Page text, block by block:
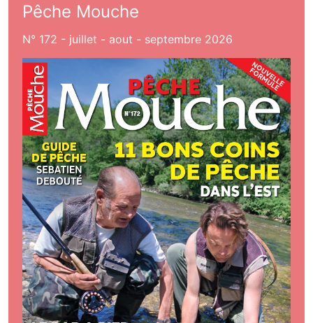
Pêche Mouche
N° 172 - juillet - aout - septembre 2026